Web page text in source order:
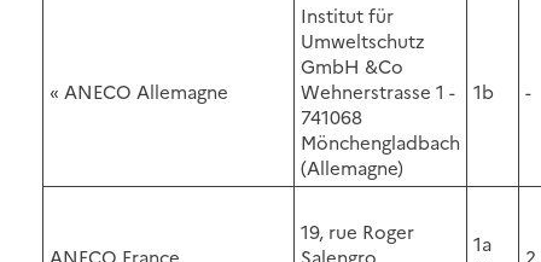
« ANECO Allemagne
Institut für
Umweltschutz
GmbH &Co
Wehnerstrasse 1 -
741068
Mönchengladbach
(Allemagne)
1b -
ANECO France
19, rue Roger
Salengro
1a
2